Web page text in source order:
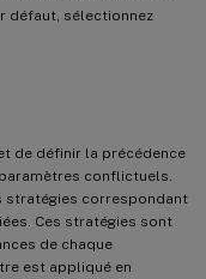
défaut, sélectionnez
de définir la précédence
conflictuels.
stratégies correspondant
Ces stratégies sont
de chaque
est appliqué en